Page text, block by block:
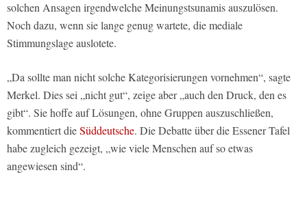
solchen Ansagen irgendwelche Meinungstsunamis auszulösen.
Noch dazu, wenn sie lange genug wartete, die mediale
Stimmungslage auslotete.
„Da sollte man nicht solche Kategorisierungen vornehmen“, sagte
Merkel. Dies sei „nicht gut“, zeige aber „auch den Druck, den es
gibt“. Sie hoffe auf Lösungen, ohne Gruppen auszuschließen,
kommentiert dieSüddeutsche. Die Debatte über die Essener Tafel
habe zugleich gezeigt, „wie viele Menschen auf so etwas
angewiesen sind“.